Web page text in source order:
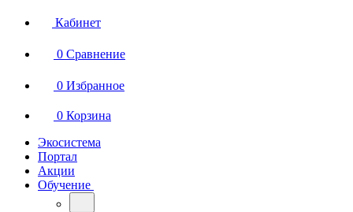
Кабинет
0 Сравнение
0 Избранное
0 Корзина
Экосистема
Портал
Акции
Обучение